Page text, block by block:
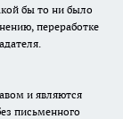
бы то ни было
переработке
и являются
письменного